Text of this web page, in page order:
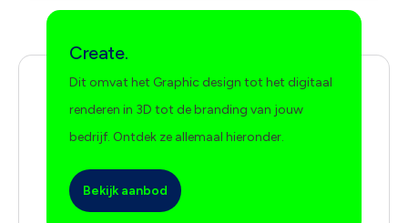
Create.
Dit omvat het Graphic design tot het digitaal
renderen in 3D tot de branding van jouw
bedrijf. Ontdek ze allemaal hieronder.
Bekijk aanbod